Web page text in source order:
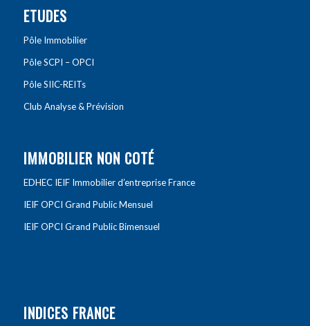
ETUDES
Pôle Immobilier
Pôle SCPI – OPCI
Pôle SIIC-REITs
Club Analyse & Prévision
IMMOBILIER NON COTÉ
EDHEC IEIF Immobilier d’entreprise France
IEIF OPCI Grand Public Mensuel
IEIF OPCI Grand Public Bimensuel
INDICES FRANCE